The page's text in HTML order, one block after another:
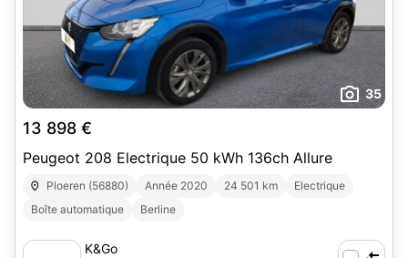
35
13 898 €
Peugeot 208 Electrique 50 kWh 136ch Allure
Ploeren (56880) Année 2020 24 501 km
Electrique
Boîte automatique
Berline
K&Go